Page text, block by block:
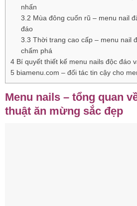
nhấn
3.2 Mùa đông cuốn rũ – menu nail
đáo
3.3 Thời trang cao cấp – menu nail
chấm phá
4 Bí quyết thiết kế menu nails độc đáo
5 biamenu.com – đối tác tin cậy cho
Menu nails – tổng quan
thuật ăn mừng sắc đẹp